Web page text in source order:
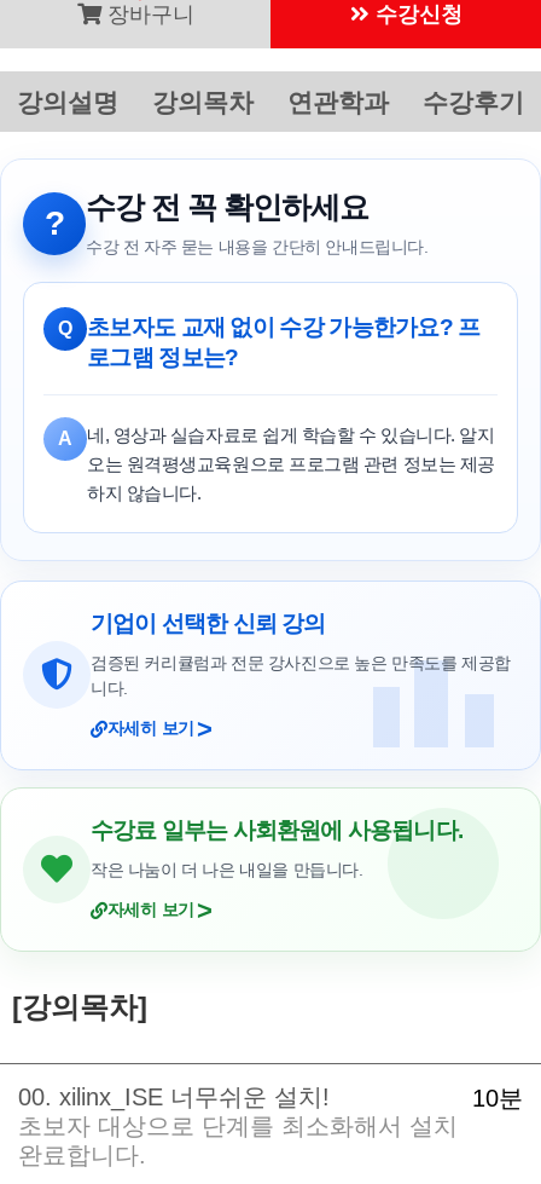
장바구니 수강신청
강의설명 강의목차 연관학과 수강후기
? 수강 전 꼭 확인하세요
수강 전 자주 묻는 내용을 간단히 안내드립니다.
Q
초보자도 교재 없이 수강 가능한가요? 프
로그램 정보는?
A
네, 영상과 실습자료로 쉽게 학습할 수 있습니다. 알지
오는 원격평생교육원으로 프로그램 관련 정보는 제공
하지 않습니다.
기업이 선택한 신뢰 강의
검증된 커리큘럼과 전문 강사진으로 높은 만족도를 제공합
니다.
자세히 보기 >
수강료 일부는 사회환원에 사용됩니다.
작은 나눔이 더 나은 내일을 만듭니다.
자세히 보기 >
[강의목차]
10분
00. xilinx_ISE 너무쉬운 설치!
초보자 대상으로 단계를 최소화해서 설치
완료합니다.